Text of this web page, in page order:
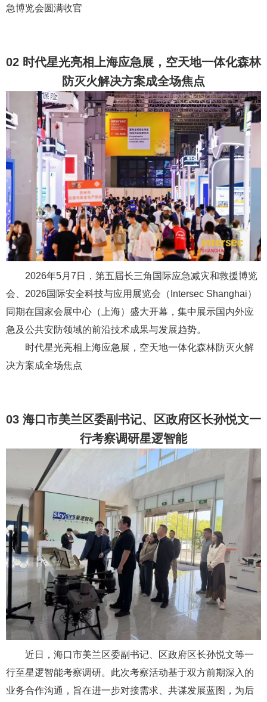
急博览会圆满收官
02 时代星光亮相上海应急展，空天地一体化森林
防灭火解决方案成全场焦点
2026年5月7日，第五届长三角国际应急减灾和救援博览
会、2026国际安全科技与应用展览会（Intersec Shanghai）
同期在国家会展中心（上海）盛大开幕，集中展示国内外应
急及公共安防领域的前沿技术成果与发展趋势。
时代星光亮相上海应急展，空天地一体化森林防灭火解
决方案成全场焦点
03 海口市美兰区委副书记、区政府区长孙悦文一
行考察调研星逻智能
近日，海口市美兰区委副书记、区政府区长孙悦文等一
行至星逻智能考察调研。此次考察活动基于双方前期深入的
业务合作沟通，旨在进一步对接需求、共谋发展蓝图，为后